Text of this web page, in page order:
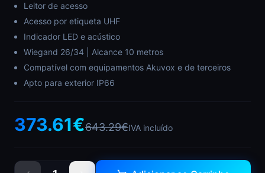
Leitor de acesso
Acesso por etiqueta UHF
Indicador LED e acústico
Wiegand 26/34 | Alcance 10 metros
Compatível com equipamentos Akuvox e de terceiros
Apto para exterior IP66
373.61€643.29€IVA incluído